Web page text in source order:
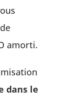
amorti.
dans le